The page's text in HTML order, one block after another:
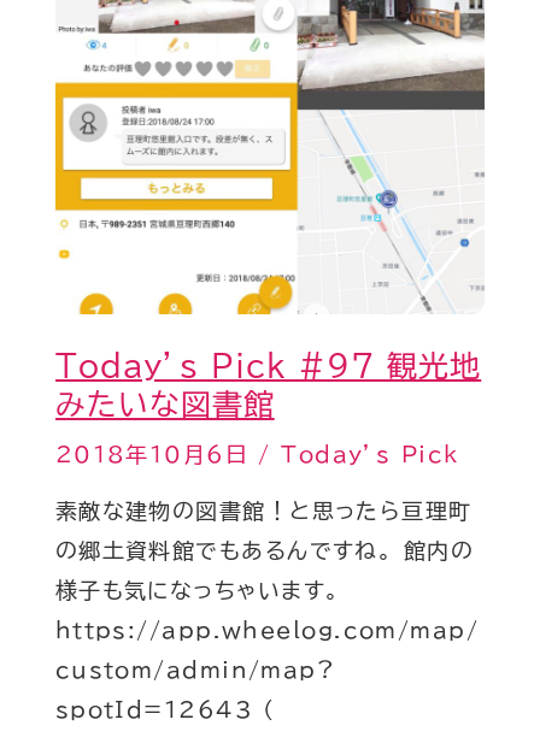
Today’s Pick #97 観光地
みたいな図書館
2018年10月6日 /Today’s Pick
素敵な建物の図書館！と思ったら亘理町
の郷土資料館でもあるんですね。 館内の
様子も気になっちゃいます。
https://app.wheelog.com/map/
custom/admin/map?
spotId=12643 (
観
地
み
い
な
館